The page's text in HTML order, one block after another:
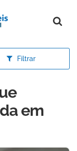
Filtrar
em